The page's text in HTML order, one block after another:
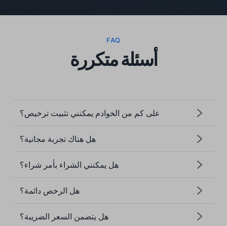
FAQ
أسئلة متكررة
على كم من الخوادم يمكنني تثبيت ترخيص؟
هل هناك تجربة مجانية؟
هل يمكنني الشراء بأمر شراء؟
هل الرخص دائمة؟
هل يتضمن السعر الضريبة؟